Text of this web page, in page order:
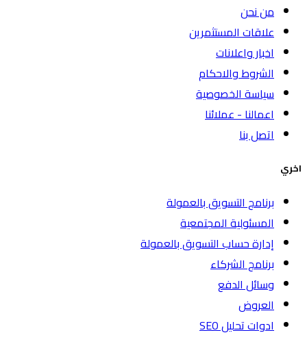
من نحن
علاقات المستثمرين
اخبار واعلانات
الشروط والاحكام
سياسة الخصوصية
اعمالنا - عملائنا
اتصل بنا
اخري
برنامج التسويق بالعمولة
المسئولية المجتمعية
إدارة حساب التسويق بالعمولة
برنامج الشركاء
وسائل الدفع
العروض
ادوات تحليل SEO